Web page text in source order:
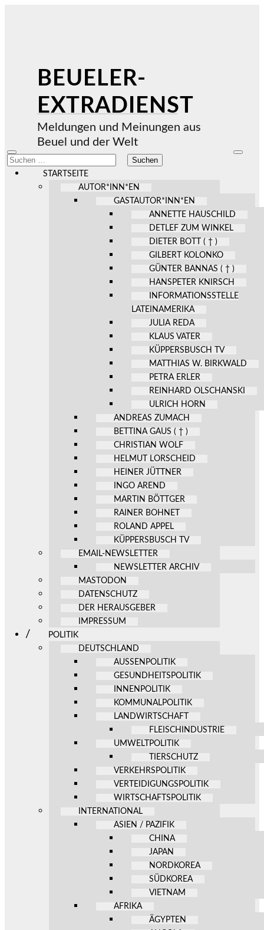
BEUELER-
EXTRADIENST
Meldungen und Meinungen aus
Beuel und der Welt
Mobile-
Menü
ein-/ausblenden
Suchen
nach:
STARTSEITE
AUTOR*INN*EN
GASTAUTOR*INN*EN
ANNETTE HAUSCHILD
DETLEF ZUM WINKEL
DIETER BOTT ( † )
GILBERT KOLONKO
GÜNTER BANNAS ( † )
HANSPETER KNIRSCH
INFORMATIONSSTELLE
LATEINAMERIKA
JULIA REDA
KLAUS VATER
KÜPPERSBUSCH TV
MATTHIAS W. BIRKWALD
PETRA ERLER
REINHARD OLSCHANSKI
ULRICH HORN
ANDREAS ZUMACH
BETTINA GAUS ( † )
CHRISTIAN WOLF
HELMUT LORSCHEID
HEINER JÜTTNER
INGO AREND
MARTIN BÖTTGER
RAINER BOHNET
ROLAND APPEL
KÜPPERSBUSCH TV
EMAIL-NEWSLETTER
NEWSLETTER ARCHIV
MASTODON
DATENSCHUTZ
DER HERAUSGEBER
IMPRESSUM
POLITIK
DEUTSCHLAND
AUSSENPOLITIK
GESUNDHEITSPOLITIK
INNENPOLITIK
KOMMUNALPOLITIK
LANDWIRTSCHAFT
FLEISCHINDUSTRIE
UMWELTPOLITIK
TIERSCHUTZ
VERKEHRSPOLITIK
VERTEIDIGUNGSPOLITIK
WIRTSCHAFTSPOLITIK
INTERNATIONAL
ASIEN / PAZIFIK
CHINA
JAPAN
NORDKOREA
SÜDKOREA
VIETNAM
AFRIKA
ÄGYPTEN